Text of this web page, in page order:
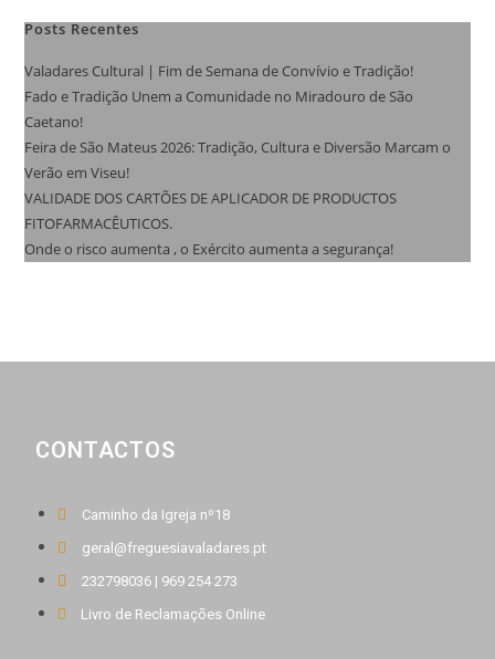
Posts Recentes
Valadares Cultural | Fim de Semana de Convívio e Tradição!
Fado e Tradição Unem a Comunidade no Miradouro de São
Caetano!
Feira de São Mateus 2026: Tradição, Cultura e Diversão Marcam o
Verão em Viseu!
VALIDADE DOS CARTÕES DE APLICADOR DE PRODUCTOS
FITOFARMACÊUTICOS.
Onde o risco aumenta , o Exército aumenta a segurança!
CONTACTOS
Caminho da Igreja nº18
geral@freguesiavaladares.pt
232798036 | 969 254 273
Livro de Reclamações Online